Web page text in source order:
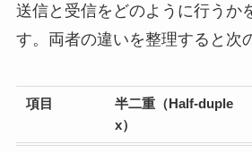
送信と受信をどのように行うか
す。両者の違いを整理すると次
項目
半二重（Half-duple
x）